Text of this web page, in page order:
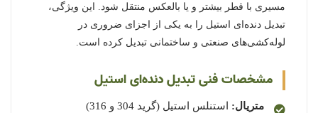
مسیری با قطر بیشتر و یا بالعکس منتقل شود. این ویژگی،
تبدیل دنده‌ای استیل را به یکی از اجزای ضروری در
لوله‌کشی‌های صنعتی و ساختمانی تبدیل کرده است.
مشخصات فنی تبدیل دنده‌ای استیل
متریال: استنلس استیل (گرید 304 و 316)